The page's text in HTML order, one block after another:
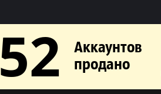
Аккаунтов
продано